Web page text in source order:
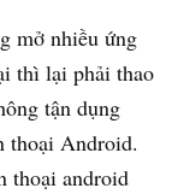
mở nhiều ứng
thì lại phải thao
tận dụng
thoại Android.
thoại android